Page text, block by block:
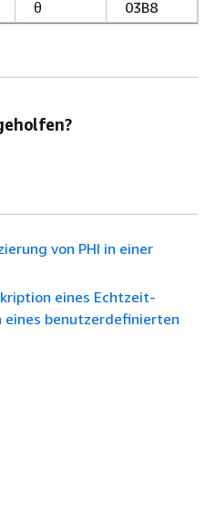
θ 03B8
von PHI in einer
eines Echtzeit-
eines benutzerdefinierten